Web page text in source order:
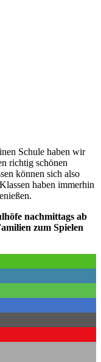
Schule haben wir
richtig schönen
können sich also
haben immerhin
nachmittags ab
zum Spielen